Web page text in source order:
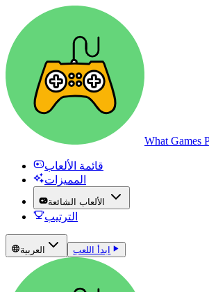
What Games
قائمة الألعاب
المميزات
الألعاب الشائعة
الترتيب
العربية ابدأ اللعب